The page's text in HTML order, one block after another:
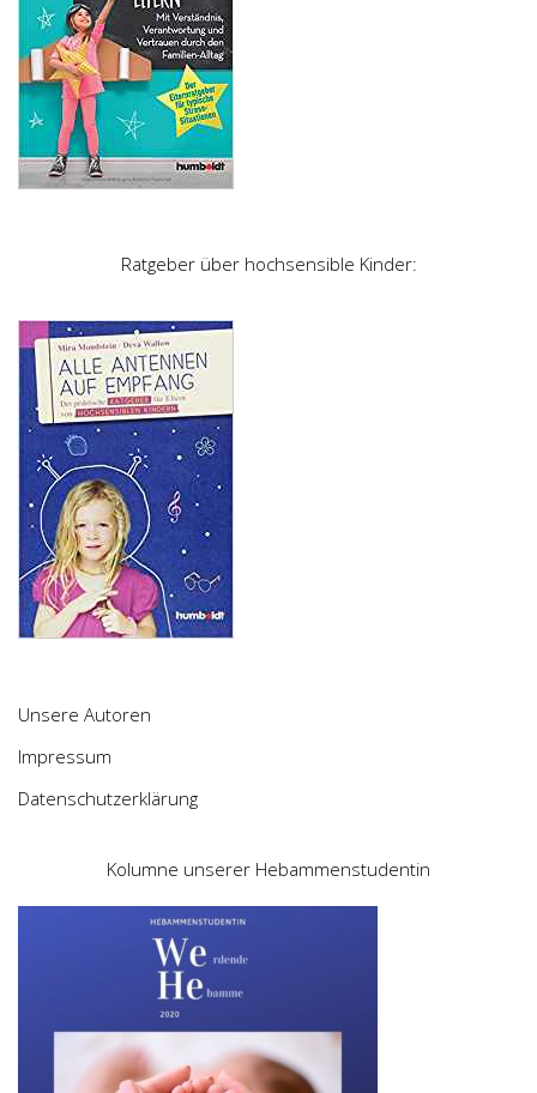
Ratgeber über hochsensible Kinder:
Unsere Autoren
Impressum
Datenschutzerklärung
Kolumne unserer Hebammenstudentin